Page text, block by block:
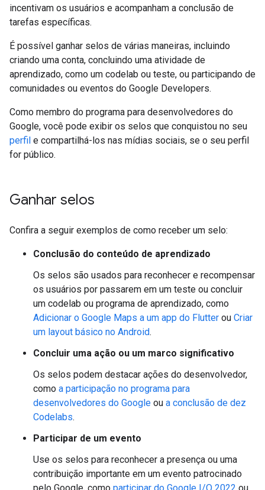
incentivam os usuários e acompanham a conclusão de
tarefas específicas.
É possível ganhar selos de várias maneiras, incluindo
criando uma conta, concluindo uma atividade de
aprendizado, como um codelab ou teste, ou participando de
comunidades ou eventos do Google Developers.
Como membro do programa para desenvolvedores do
Google, você pode exibir os selos que conquistou no seu
perfil e compartilhá-los nas mídias sociais, se o seu perfil
for público.
Ganhar selos
Confira a seguir exemplos de como receber um selo:
Conclusão do conteúdo de aprendizado
Os selos são usados para reconhecer e recompensar
os usuários por passarem em um teste ou concluir
um codelab ou programa de aprendizado, como
Adicionar o Google Maps a um app do Flutter ou Criar
um layout básico no Android.
Concluir uma ação ou um marco significativo
Os selos podem destacar ações do desenvolvedor,
como a participação no programa para
desenvolvedores do Google ou a conclusão de dez
Codelabs.
Participar de um evento
Use os selos para reconhecer a presença ou uma
contribuição importante em um evento patrocinado